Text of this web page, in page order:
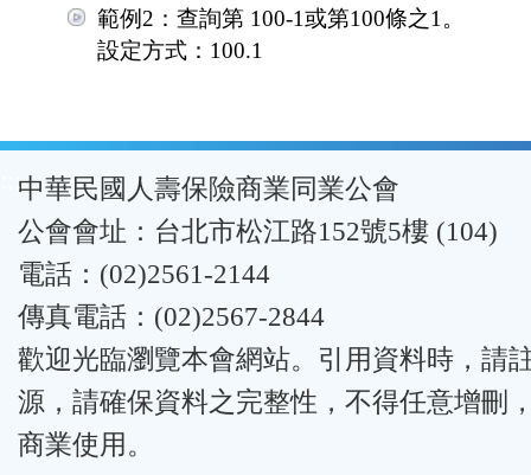
範例2：查詢第 100-1或第100條之1。
設定方式：100.1
:::中華民國人壽保險商業同業公會
公會會址：台北市松江路152號5樓 (104)
電話：(02)2561-2144
傳真電話：(02)2567-2844
歡迎光臨瀏覽本會網站。引用資料時，請
源，請確保資料之完整性，不得任意增刪
商業使用。